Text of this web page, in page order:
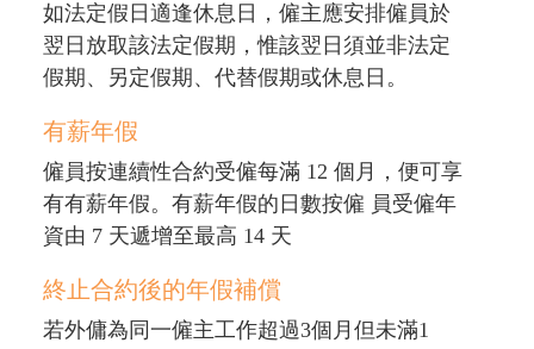
如法定假日適逢休息日，僱主應安排僱員於
翌日放取該法定假期，惟該翌日須並非法定
假期、另定假期、代替假期或休息日。
有薪年假
僱員按連續性合約受僱每滿 12 個月，便可享
有有薪年假。有薪年假的日數按僱 員受僱年
資由 7 天遞增至最高 14 天
終止合約後的年假補償
若外傭為同一僱主工作超過3個月但未滿1